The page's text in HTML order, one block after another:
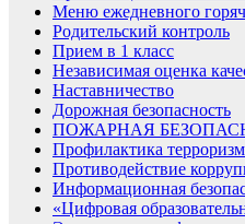
Меню ежедневного
Родительский контроль
Прием в 1 класс
Независимая оценка
Наставничество
Дорожная безопасность
ПОЖАРНАЯ
Профилактика
Противодействие
Информационная
«Цифровая